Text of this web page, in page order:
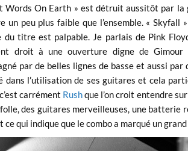
Words On Earth » est détruit aussitôt par
un peu plus faible que l’ensemble. «
du titre est palpable. Je parlais de Pink
droit à une ouverture digne de
par de belles lignes de basse et aussi
dans l’utilisation de ses guitares et cela
carrément Rushque l’on croit entendre
des guitares merveilleuses, une batterie
ce qui indique que le combo a marqué un